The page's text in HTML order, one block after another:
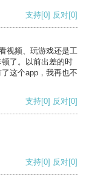
支持[0] 反对[0]
视频、玩游戏还是工
了。以前出差的时
这个app，我再也不
支持[0] 反对[0]
支持[0] 反对[0]